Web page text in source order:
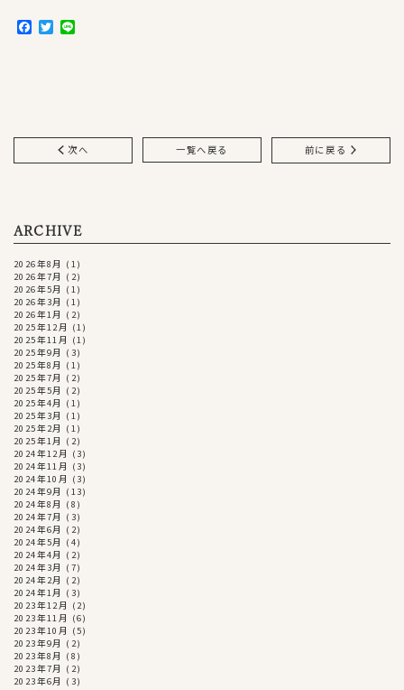
F
a
T
w
次へ 一覧へ戻る 前に戻る
ARCHIVE
2026年8月 (1)
2026年7月 (2)
2026年5月 (1)
2026年3月 (1)
2026年1月 (2)
2025年12月 (1)
2025年11月 (1)
2025年9月 (3)
2025年8月 (1)
2025年7月 (2)
2025年5月 (2)
2025年4月 (1)
2025年3月 (1)
2025年2月 (1)
2025年1月 (2)
2024年12月 (3)
2024年11月 (3)
2024年10月 (3)
2024年9月 (13)
2024年8月 (8)
2024年7月 (3)
2024年6月 (2)
2024年5月 (4)
2024年4月 (2)
2024年3月 (7)
2024年2月 (2)
2024年1月 (3)
2023年12月 (2)
2023年11月 (6)
2023年10月 (5)
2023年9月 (2)
2023年8月 (8)
2023年7月 (2)
2023年6月 (3)